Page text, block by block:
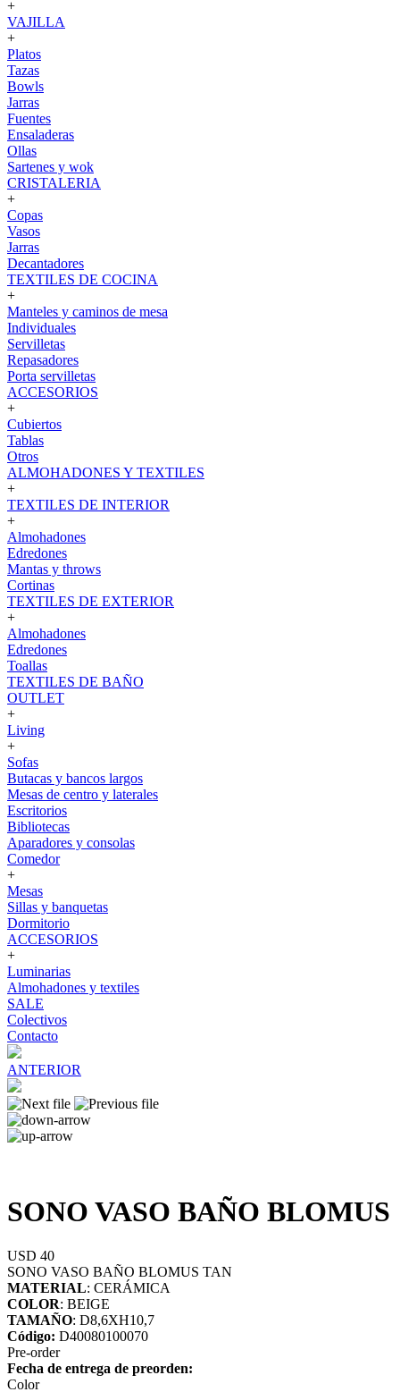
+
VAJILLA
+
Platos
Tazas
Bowls
Jarras
Fuentes
Ensaladeras
Ollas
Sartenes y wok
CRISTALERIA
+
Copas
Vasos
Jarras
Decantadores
TEXTILES DE COCINA
+
Manteles y caminos de mesa
Individuales
Servilletas
Repasadores
Porta servilletas
ACCESORIOS
+
Cubiertos
Tablas
Otros
ALMOHADONES Y TEXTILES
+
TEXTILES DE INTERIOR
+
Almohadones
Edredones
Mantas y throws
Cortinas
TEXTILES DE EXTERIOR
+
Almohadones
Edredones
Toallas
TEXTILES DE BAÑO
OUTLET
+
Living
+
Sofas
Butacas y bancos largos
Mesas de centro y laterales
Escritorios
Bibliotecas
Aparadores y consolas
Comedor
+
Mesas
Sillas y banquetas
Dormitorio
ACCESORIOS
+
Luminarias
Almohadones y textiles
SALE
Colectivos
Contacto
ANTERIOR
SONO VASO BAÑO BLOMUS
USD 40
SONO VASO BAÑO BLOMUS TAN
MATERIAL: CERÁMICA
COLOR: BEIGE
TAMAÑO: D8,6XH10,7
Código: D40080100070
Pre-order
Fecha de entrega de preorden:
Color